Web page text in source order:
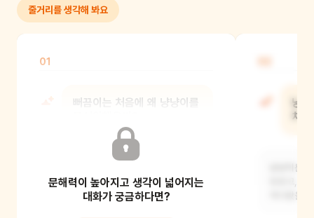
줄거리를 생각해 봐요
01
뻐끔이는 처음에 왜 냥냥이를
잡아먹는다는 걸 알고 있어서 냥냥이가
자신을 잡아먹으려고 한다고
문해력이 높아지고 생각이 넓어지는
대화가 궁금하다면?
냥
쳐
냥냥이는
쳐다봤을